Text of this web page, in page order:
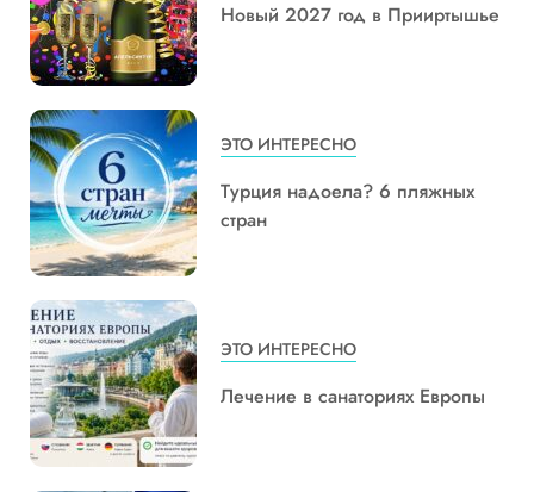
Новый 2027 год в Прииртышье
ЭТО ИНТЕРЕСНО
Турция надоела? 6 пляжных
стран
ЭТО ИНТЕРЕСНО
Лечение в санаториях Европы